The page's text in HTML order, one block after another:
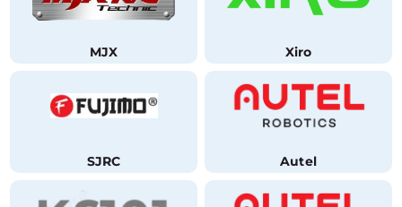
MJX Xiro
SJRC Autel